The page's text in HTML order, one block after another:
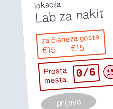
lokacija
Lab za nakit
za člane
€15
za goste
€15
Prosta
mesta: 0/6
prijava